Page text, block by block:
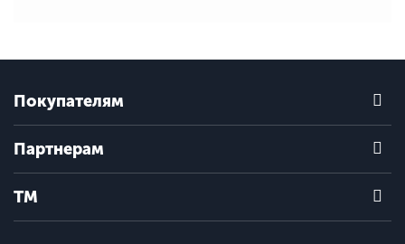
Покупателям
Партнерам
ТМ